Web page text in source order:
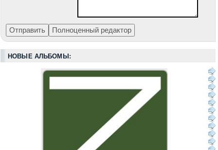
НОВЫЕ АЛЬБОМЫ: